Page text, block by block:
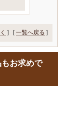
] [一覧へ戻る ]
お求めで